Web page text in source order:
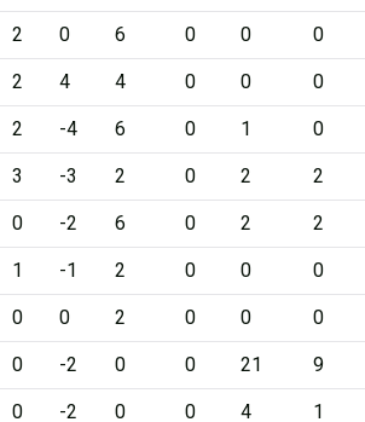
2 0 6 0 0 0
2 4 4 0 0 0
2 -4 6 0 1 0
3 -3 2 0 2 2
0 -2 6 0 2 2
1 -1 2 0 0 0
0 0 2 0 0 0
0 -2 0 0 21 9
0 -2 0 0 4 1